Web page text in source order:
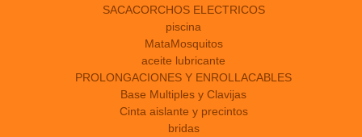
SACACORCHOS ELECTRICOS
piscina
MataMosquitos
aceite lubricante
PROLONGACIONES Y ENROLLACABLES
Base Multiples y Clavijas
Cinta aislante y precintos
bridas